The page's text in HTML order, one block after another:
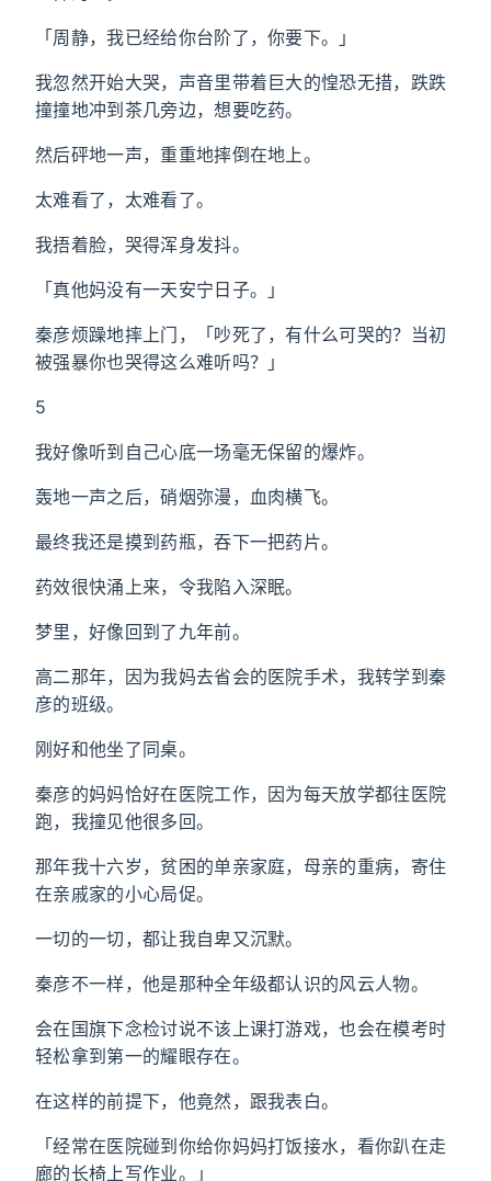
「周静，我已经给你台阶了，你要下。」
我忽然开始大哭，声音里带着巨大的惶恐无措，跌跌
撞撞地冲到茶几旁边，想要吃药。
然后砰地一声，重重地摔倒在地上。
太难看了，太难看了。
我捂着脸，哭得浑身发抖。
「真他妈没有一天安宁日子。」
秦彦烦躁地摔上门，「吵死了，有什么可哭的？当初
被强暴你也哭得这么难听吗？」
5
我好像听到自己心底一场毫无保留的爆炸。
轰地一声之后，硝烟弥漫，血肉横飞。
最终我还是摸到药瓶，吞下一把药片。
药效很快涌上来，令我陷入深眠。
梦里，好像回到了九年前。
高二那年，因为我妈去省会的医院手术，我转学到秦
彦的班级。
刚好和他坐了同桌。
秦彦的妈妈恰好在医院工作，因为每天放学都往医院
跑，我撞见他很多回。
那年我十六岁，贫困的单亲家庭，母亲的重病，寄住
在亲戚家的小心局促。
一切的一切，都让我自卑又沉默。
秦彦不一样，他是那种全年级都认识的风云人物。
会在国旗下念检讨说不该上课打游戏，也会在模考时
轻松拿到第一的耀眼存在。
在这样的前提下，他竟然，跟我表白。
「经常在医院碰到你给你妈妈打饭接水，看你趴在走
廊的长椅上写作业。」